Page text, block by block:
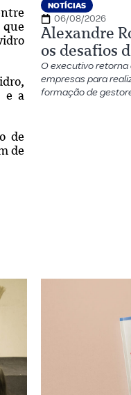
e a
de
de
NOTÍCIAS
06/08/2026
Alexandre
os desafios
O executivo retorna
empresas para
formação de